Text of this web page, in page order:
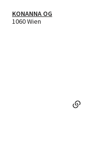
KONANNA OG
1060 Wien